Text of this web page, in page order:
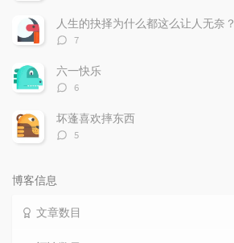
数：
人生的抉择为什么都这么让人无奈？
评
数：
7
六一快乐
评
数：
6
坏蓬喜欢摔东西
评
5
博客信息
文章数目